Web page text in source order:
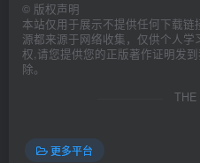
© 版权声明
本站仅用于展示不提供任何下载
源都来源于网络收集，仅供个人
权,请您提供您的正版著作证明发
除。
THE
更多平台